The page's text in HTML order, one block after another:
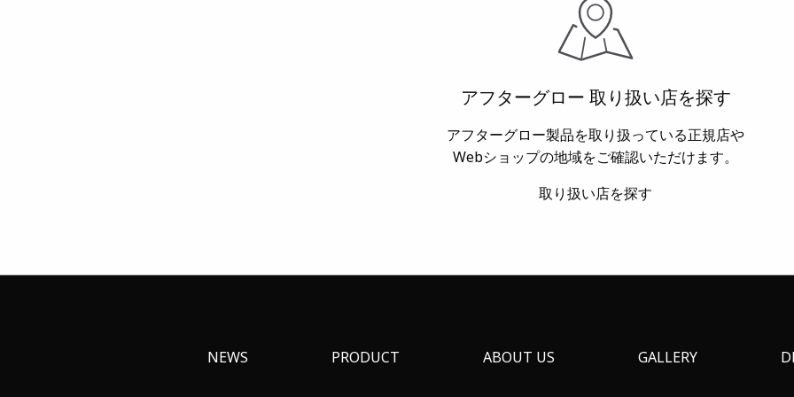
アフターグロー 取り扱い店を探す
アフターグロー製品を取り扱っている正規店や
Webショップの地域をご確認いただけます。
取り扱い店を探す
NEWS PRODUCT ABOUT US GALLERY